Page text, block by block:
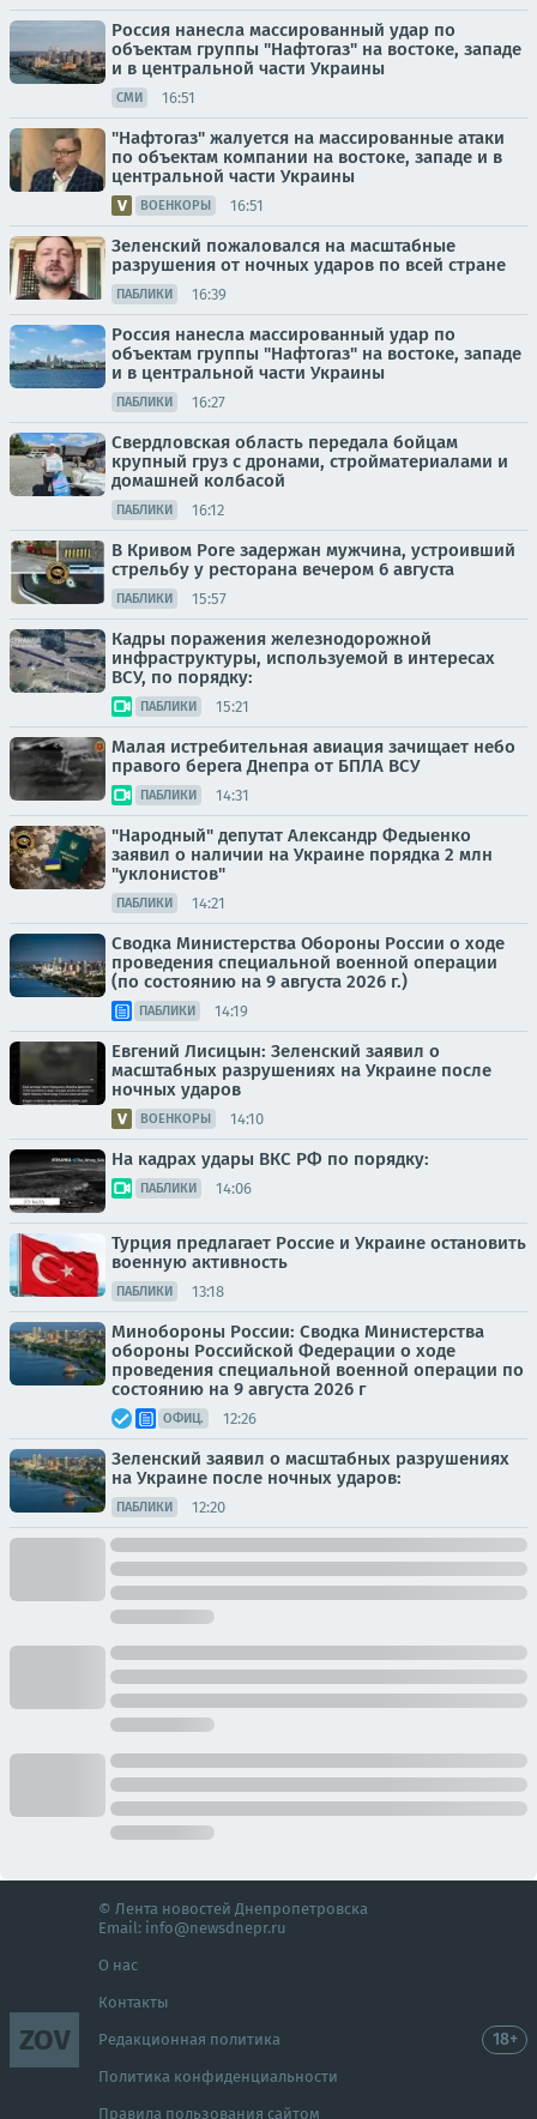
Россия нанесла массированный удар по
объектам группы "Нафтогаз" на востоке, западе
и в центральной части Украины
СМИ 16:51
"Нафтогаз" жалуется на массированные атаки
по объектам компании на востоке, западе и в
центральной части Украины
ВОЕНКОРЫ 16:51
Зеленский пожаловался на масштабные
разрушения от ночных ударов по всей стране
ПАБЛИКИ 16:39
Россия нанесла массированный удар по
объектам группы "Нафтогаз" на востоке, западе
и в центральной части Украины
ПАБЛИКИ 16:27
Свердловская область передала бойцам
крупный груз с дронами, стройматериалами и
домашней колбасой
ПАБЛИКИ 16:12
В Кривом Роге задержан мужчина, устроивший
стрельбу у ресторана вечером 6 августа
ПАБЛИКИ 15:57
Кадры поражения железнодорожной
инфраструктуры, используемой в интересах
ВСУ, по порядку:
ПАБЛИКИ 15:21
Малая истребительная авиация зачищает небо
правого берега Днепра от БПЛА ВСУ
ПАБЛИКИ 14:31
"Народный" депутат Александр Федыенко
заявил о наличии на Украине порядка 2 млн
"уклонистов"
ПАБЛИКИ 14:21
Сводка Министерства Обороны России о ходе
проведения специальной военной операции
(по состоянию на 9 августа 2026 г.)
ПАБЛИКИ 14:19
Евгений Лисицын: Зеленский заявил о
масштабных разрушениях на Украине после
ночных ударов
ВОЕНКОРЫ 14:10
На кадрах удары ВКС РФ по порядку:
ПАБЛИКИ 14:06
Турция предлагает Россие и Украине остановить
военную активность
ПАБЛИКИ 13:18
Минобороны России: Сводка Министерства
обороны Российской Федерации о ходе
проведения специальной военной операции по
состоянию на 9 августа 2026 г
ОФИЦ. 12:26
Зеленский заявил о масштабных разрушениях
на Украине после ночных ударов:
ПАБЛИКИ 12:20
ZOV
© Лента новостей Днепропетровска
Email: info@newsdnepr.ru
О нас
Контакты
Редакционная политика
Политика конфиденциальности
Правила пользования сайтом
18+